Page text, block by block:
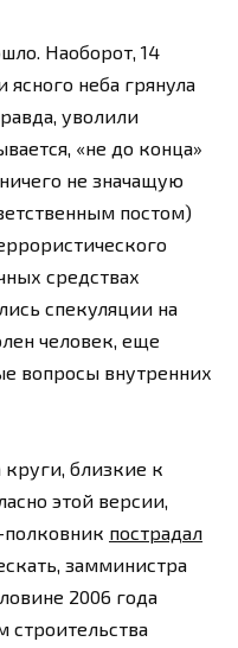
Наоборот, 14
ясного неба грянула
уволили
«не до конца»
не значащую
постом)
средствах
спекуляции на
человек, еще
вопросы внутренних
близкие к
этой версии,
полковник пострадал
замминистра
2006 года
строительства